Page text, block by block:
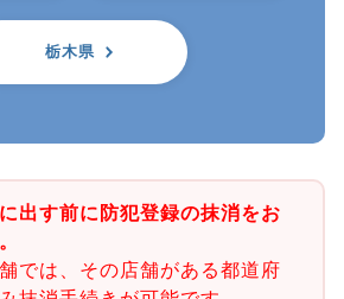
栃木県
出す前に防犯登録の抹消をお
では、その店舗がある都道府